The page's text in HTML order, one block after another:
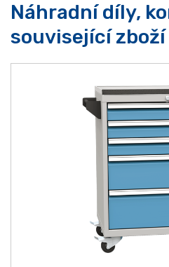
Náhradní díly,
související zboží